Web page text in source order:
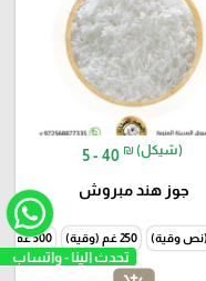
5 - 40 ₪ (شيكل)
جوز هند مبروش
250 غم (وقية) 500 غم (نص كيلو)